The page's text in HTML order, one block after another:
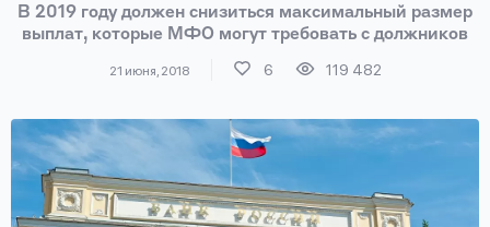
В 2019 году должен снизиться максимальный размер
выплат, которые МФО могут требовать с должников
21 июня, 2018 6 119 482
Задать
вопрос
займов ,
политикой
сайта,
на
обработку
личных
данных